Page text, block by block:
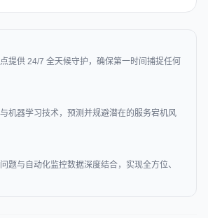
提供 24/7 全天候守护，确保第一时间捕捉任何
机器学习技术，预测并规避潜在的服务宕机风
题与自动化监控数据深度结合，实现全方位、